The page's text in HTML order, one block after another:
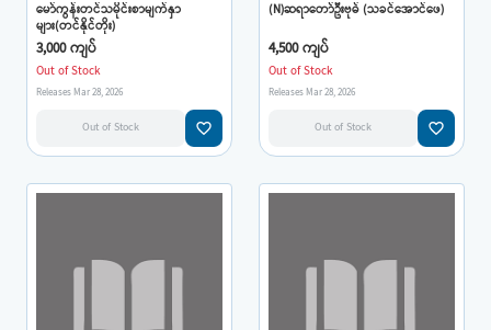
မော်ကွန်းတင်သမိုင်းစာမျက်နှာ
များ(တင်နိုင်တိုး)
3,000 ကျပ်
Out of Stock
Releases Mar 28, 2026
Out of Stock favorite_border
(N)ဆရာတော်ဦးဗုဓ် (သခင်အောင်ဖေ)
4,500 ကျပ်
Out of Stock
Releases Mar 28, 2026
Out of Stock favorite_border